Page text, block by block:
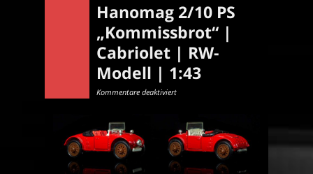
Hanomag 2/10 PS
„Kommissbrot“ |
Cabriolet | RW-
Modell | 1:43
Kommentare deaktiviertfür
„Kommissbrot“
Cabriolet
|
RW-
Modell
|
1:43